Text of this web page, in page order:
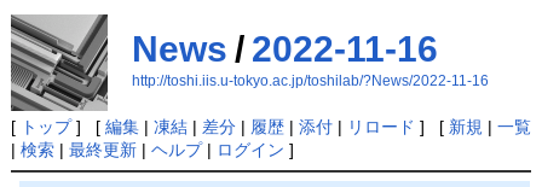
News / 2022-11-16
http://toshi.iis.u-tokyo.ac.jp/toshilab/?News/2022-11-16
[ トップ] [ 編集| 凍結| 差分| 履歴| 添付| リロード ] [ 新規 | 一覧
| 検索| 最終更新| ヘルプ| ログイン ]